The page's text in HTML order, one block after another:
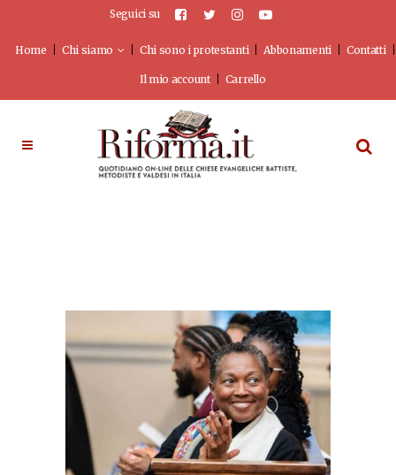
Seguici su
Home Chi siamo Chi sono i protestanti Abbonamenti Contatti
Il mio account Carrello